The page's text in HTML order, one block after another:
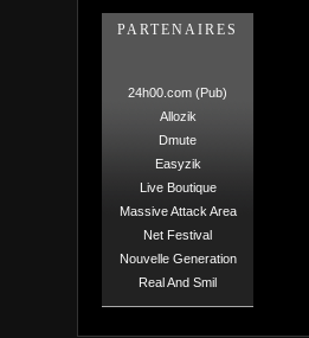
PARTENAIRES
24h00.com (Pub)
Allozik
Dmute
Easyzik
Live Boutique
Massive Attack Area
Net Festival
Nouvelle Generation
Real And Smil